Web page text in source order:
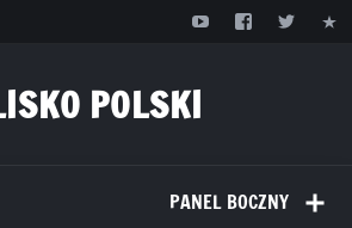
POLSKI
PANEL BOCZNY